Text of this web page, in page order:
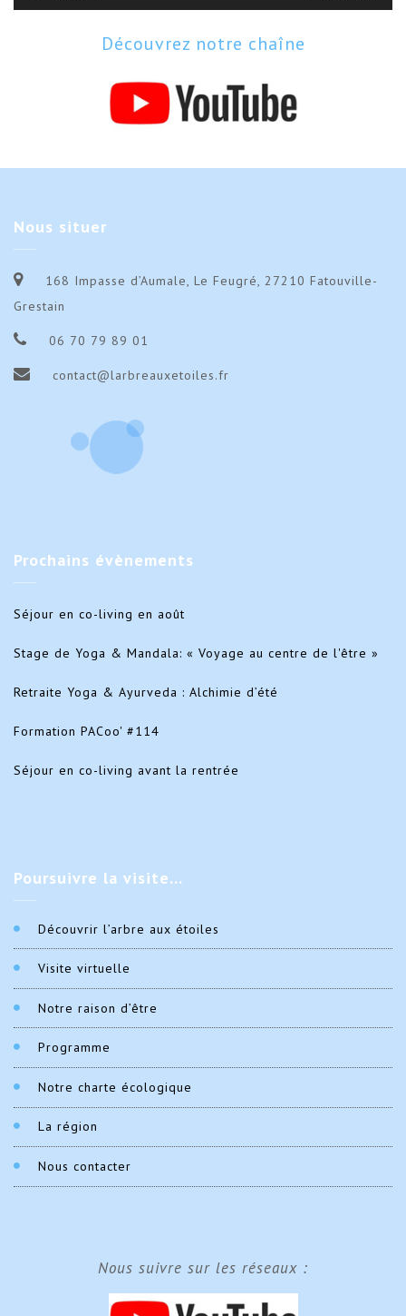
Découvrez notre chaîne
Nous situer
168 Impasse d’Aumale, Le Feugré, 27210 Fatouville-
Grestain
06 70 79 89 01
contact@larbreauxetoiles.fr
Prochains évènements
Séjour en co-living en août
Stage de Yoga & Mandala: « Voyage au centre de l'être »
Retraite Yoga & Ayurveda : Alchimie d’été
Formation PACoo' #114
Séjour en co-living avant la rentrée
Poursuivre la visite…
Découvrir l’arbre aux étoiles
Visite virtuelle
Notre raison d’être
Programme
Notre charte écologique
La région
Nous contacter
Nous suivre sur les réseaux :